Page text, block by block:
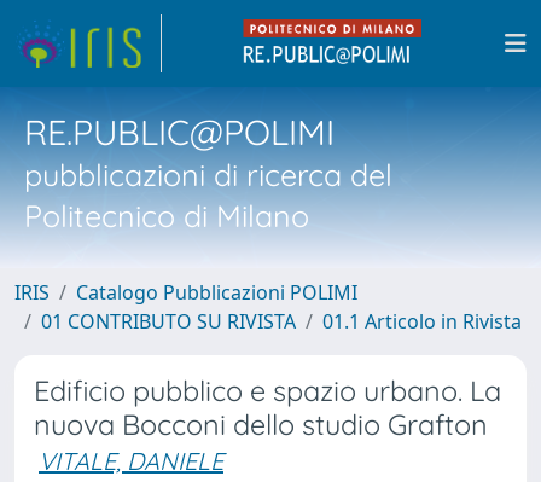
RE.PUBLIC@POLIMI
pubblicazioni di ricerca del
Politecnico di Milano
IRIS
Catalogo Pubblicazioni POLIMI
01 CONTRIBUTO SU RIVISTA
01.1 Articolo in Rivista
Edificio pubblico e spazio urbano. La
nuova Bocconi dello studio Grafton
VITALE, DANIELE